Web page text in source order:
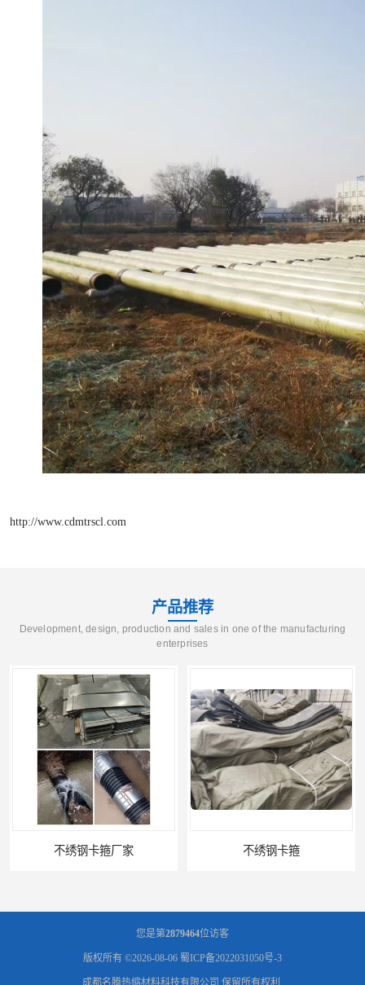
http://www.cdmtrscl.com
产品推荐
Development, design, production and sales in one of the manufacturing
enterprises
不绣钢卡箍 冷缠防腐材料销售供应
您是第2879464位访客
版权所有 ©2026-08-06 蜀ICP备2022031050号-3
成都名腾热缩材料科技有限公司 保留所有权利.